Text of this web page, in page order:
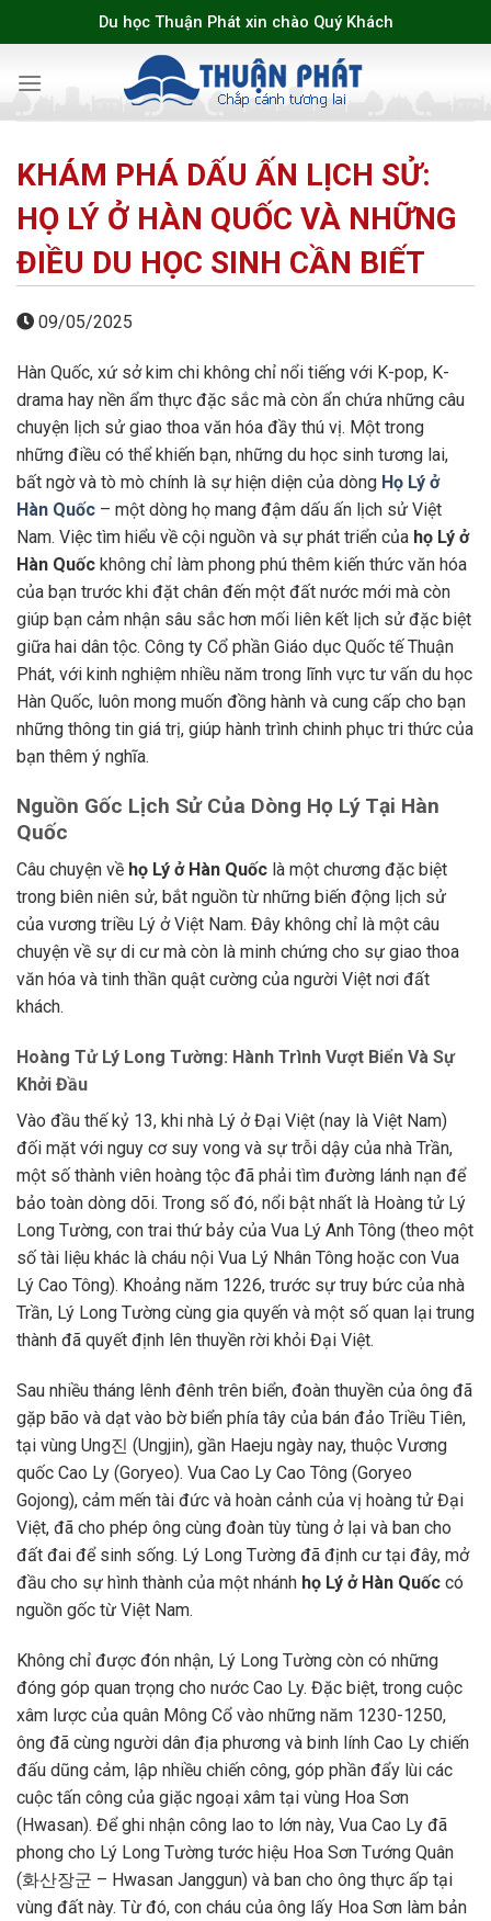
to
Du học Thuận Phát xin chào Quý Khách
KHÁM PHÁ DẤU ẤN LỊCH SỬ:
HỌ LÝ Ở HÀN QUỐC VÀ NHỮNG
ĐIỀU DU HỌC SINH CẦN BIẾT
09/05/2025
Hàn Quốc, xứ sở kim chi không chỉ nổi tiếng với K-pop, K-
drama hay nền ẩm thực đặc sắc mà còn ẩn chứa những câu
chuyện lịch sử giao thoa văn hóa đầy thú vị. Một trong
những điều có thể khiến bạn, những du học sinh tương lai,
bất ngờ và tò mò chính là sự hiện diện của dòng Họ Lý ở
Hàn Quốc – một dòng họ mang đậm dấu ấn lịch sử Việt
Nam. Việc tìm hiểu về cội nguồn và sự phát triển của họ Lý ở
Hàn Quốc không chỉ làm phong phú thêm kiến thức văn hóa
của bạn trước khi đặt chân đến một đất nước mới mà còn
giúp bạn cảm nhận sâu sắc hơn mối liên kết lịch sử đặc biệt
giữa hai dân tộc. Công ty Cổ phần Giáo dục Quốc tế Thuận
Phát, với kinh nghiệm nhiều năm trong lĩnh vực tư vấn du học
Hàn Quốc, luôn mong muốn đồng hành và cung cấp cho bạn
những thông tin giá trị, giúp hành trình chinh phục tri thức của
bạn thêm ý nghĩa.
Nguồn Gốc Lịch Sử Của Dòng Họ Lý Tại Hàn
Quốc
Câu chuyện về họ Lý ở Hàn Quốc là một chương đặc biệt
trong biên niên sử, bắt nguồn từ những biến động lịch sử
của vương triều Lý ở Việt Nam. Đây không chỉ là một câu
chuyện về sự di cư mà còn là minh chứng cho sự giao thoa
văn hóa và tinh thần quật cường của người Việt nơi đất
khách.
Hoàng Tử Lý Long Tường: Hành Trình Vượt Biển Và Sự
Khởi Đầu
Vào đầu thế kỷ 13, khi nhà Lý ở Đại Việt (nay là Việt Nam)
đối mặt với nguy cơ suy vong và sự trỗi dậy của nhà Trần,
một số thành viên hoàng tộc đã phải tìm đường lánh nạn để
bảo toàn dòng dõi. Trong số đó, nổi bật nhất là Hoàng tử Lý
Long Tường, con trai thứ bảy của Vua Lý Anh Tông (theo một
số tài liệu khác là cháu nội Vua Lý Nhân Tông hoặc con Vua
Lý Cao Tông). Khoảng năm 1226, trước sự truy bức của nhà
Trần, Lý Long Tường cùng gia quyến và một số quan lại trung
thành đã quyết định lên thuyền rời khỏi Đại Việt.
Sau nhiều tháng lênh đênh trên biển, đoàn thuyền của ông đã
gặp bão và dạt vào bờ biển phía tây của bán đảo Triều Tiên,
tại vùng Ung진 (Ungjin), gần Haeju ngày nay, thuộc Vương
quốc Cao Ly (Goryeo). Vua Cao Ly Cao Tông (Goryeo
Gojong), cảm mến tài đức và hoàn cảnh của vị hoàng tử Đại
Việt, đã cho phép ông cùng đoàn tùy tùng ở lại và ban cho
đất đai để sinh sống. Lý Long Tường đã định cư tại đây, mở
đầu cho sự hình thành của một nhánh họ Lý ở Hàn Quốc có
nguồn gốc từ Việt Nam.
Không chỉ được đón nhận, Lý Long Tường còn có những
đóng góp quan trọng cho nước Cao Ly. Đặc biệt, trong cuộc
xâm lược của quân Mông Cổ vào những năm 1230-1250,
ông đã cùng người dân địa phương và binh lính Cao Ly chiến
đấu dũng cảm, lập nhiều chiến công, góp phần đẩy lùi các
cuộc tấn công của giặc ngoại xâm tại vùng Hoa Sơn
(Hwasan). Để ghi nhận công lao to lớn này, Vua Cao Ly đã
phong cho Lý Long Tường tước hiệu Hoa Sơn Tướng Quân
(화산장군 – Hwasan Janggun) và ban cho ông thực ấp tại
vùng đất này. Từ đó, con cháu của ông lấy Hoa Sơn làm bản